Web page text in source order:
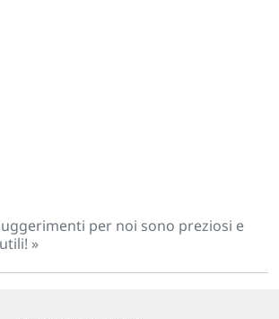
per noi sono preziosi e
»